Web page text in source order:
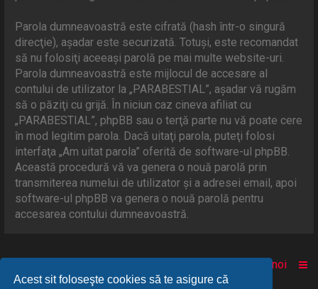
Acest sit foloseşte cookies să te asigure că
Parola dumneavoastră este cifrată (hash într-o singură
direcţie), aşadar este securizată. Totuşi, este recomandat
să nu folosiţi aceeaşi parolă pe mai multe website-uri.
Parola dumneavoastră este mijlocul de accesare al
contului de utilizator la „PARABESTIAL”, aşadar vă rugăm
să o păziţi cu grijă. În niciun caz cineva afiliat cu
„PARABESTIAL”, phpBB sau o terţă parte nu vă poate cere
în mod legitim parola. Dacă uitaţi parola, puteţi folosi
interfaţa „Am uitat parola” oferită de software-ul phpBB.
Această procedură vă va genera o nouă parolă prin
transmiterea numelui de utilizator şi a adresei email, apoi
software-ul phpBB va genera o nouă parolă pentru
accesarea contului dumneavoastră.
Despre noi